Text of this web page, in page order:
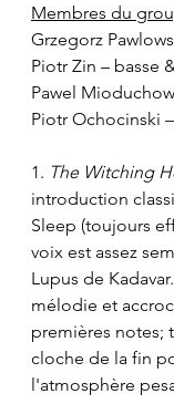
Membres du
Grzegorz
Piotr Zin – basse
Pawel
Piotr Ochocinski
1. The Witching
introduction
Sleep (toujours
voix est assez
Lupus de
mélodie et
premières notes;
cloche de la fin
l'atmosphère